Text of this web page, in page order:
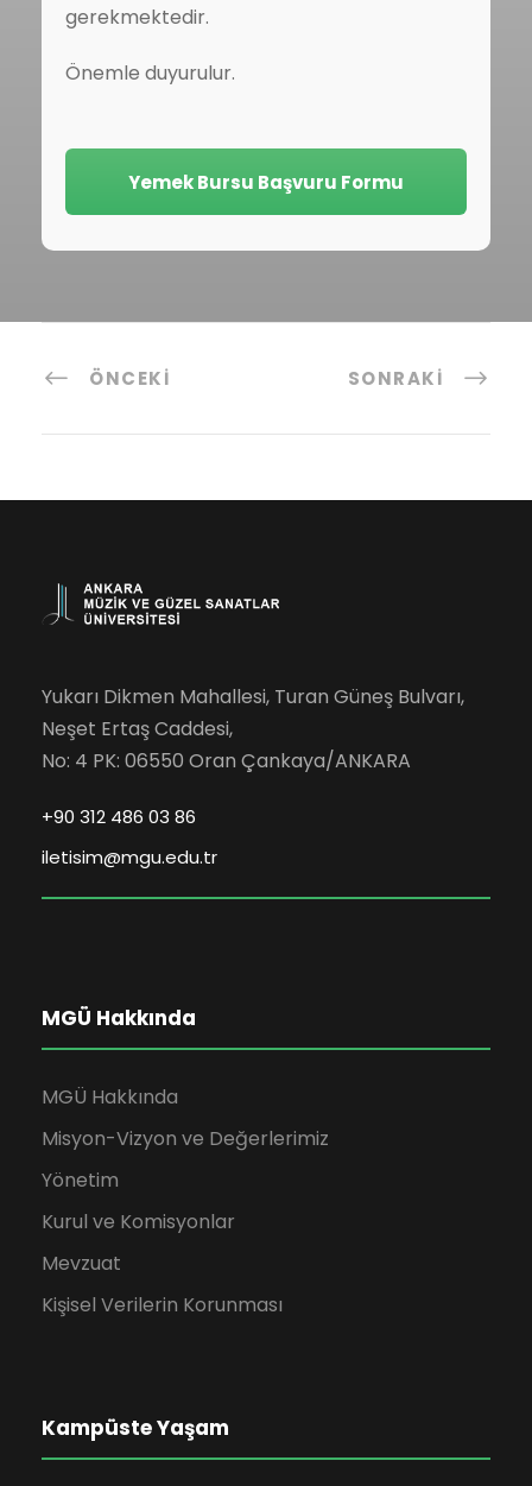
gerekmektedir.
Önemle duyurulur.
Yemek Bursu Başvuru Formu
ÖNCEKI SONRAKI
Yukarı Dikmen Mahallesi, Turan Güneş Bulvarı,
Neşet Ertaş Caddesi,
No: 4 PK: 06550 Oran Çankaya/ANKARA
+90 312 486 03 86
iletisim@mgu.edu.tr
MGÜ Hakkında
MGÜ Hakkında
Misyon-Vizyon ve Değerlerimiz
Yönetim
Kurul ve Komisyonlar
Mevzuat
Kişisel Verilerin Korunması
Kampüste Yaşam